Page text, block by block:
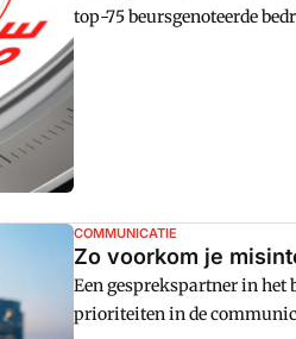
top-75 beursgenoteerde
COMMUNICATIE
Zo voorkom je
Een gesprekspartner in het
prioriteiten in de